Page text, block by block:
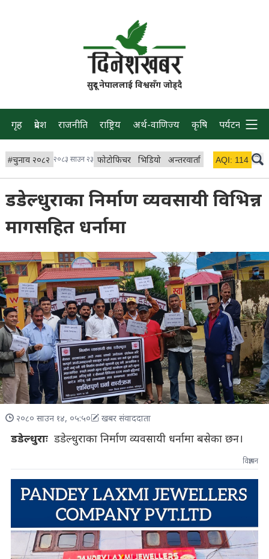
सुदूर नेपाललाई विश्वसँग जोड्दै
गृह प्रदेश राजनीति राष्ट्रिय अर्थ-वाणिज्य कृषि पर्यटन प्रवास
#चुनाव २०८२ २०८३ साउन २३ फोटोफिचर भिडियो अन्तरवार्ता विचार/ब्लग
AQI: 114
डडेल्धुराका निर्माण व्यवसायी विभिन्न
मागसहित धर्नामा
२०८० साउन १४, ०५:५० खबर संवाददाता
डडेल्धुराः डडेल्धुराका निर्माण व्यवसायी धर्नामा बसेका छन।
विज्ञापन